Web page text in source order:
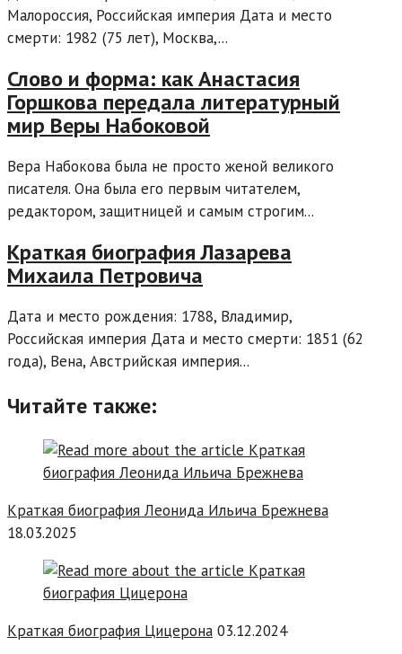
Малороссия, Российская империя Дата и место
смерти: 1982 (75 лет), Москва,...
Слово и форма: как Анастасия
Горшкова передала литературный
мир Веры Набоковой
Вера Набокова была не просто женой великого
писателя. Она была его первым читателем,
редактором, защитницей и самым строгим...
Краткая биография Лазарева
Михаила Петровича
Дата и место рождения: 1788, Владимир,
Российская империя Дата и место смерти: 1851 (62
года), Вена, Австрийская империя...
Читайте также:
Краткая биография Леонида Ильича Брежнева
18.03.2025
Краткая биография Цицерона 03.12.2024